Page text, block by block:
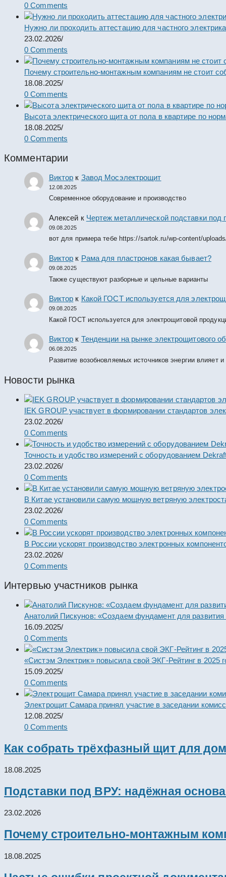
0 Comments
Нужно ли проходить аттестацию для частного
23.02.2026/
0 Comments
Почему строительно-монтажным компаниям не стоит
18.08.2025/
0 Comments
Высота электрического щита от пола в квартире по
18.08.2025/
0 Comments
Комментарии
Виктор к Завод Мосэлектрощит
12.08.2025
Современное оборудование и производство
Алексей к Чертеж металлической подставки
09.08.2025
вот для примера тебе https://sartok.ru/wp-content/
Виктор к Рама для пластронов какая бывает?
09.08.2025
Также существуют разборные и цельные варианты
Виктор к Какой ГОСТ используется для
09.08.2025
Какой ГОСТ используется для электрощитовой
Виктор к Тенденции на рынке электрощитового
06.08.2025
Развитие возобновляемых источников энергии влияет
Новости рынка
IEK GROUP участвует в формировании стандартов
23.02.2026/
0 Comments
Точность и удобство измерений с оборудованием
23.02.2026/
0 Comments
В Китае установили самую мощную ветряную
23.02.2026/
0 Comments
В России ускорят производство электронных
23.02.2026/
0 Comments
Интервью участников рынка
Анатолий Пискунов: «Создаем фундамент для развития
16.09.2025/
0 Comments
«Систэм Электрик» повысила свой ЭКГ-Рейтинг в 2025
15.09.2025/
0 Comments
Электрощит Самара принял участие в заседании
12.08.2025/
0 Comments
Как собрать трёхфазный щит для
18.08.2025
Подставки под ВРУ: надёжная
23.02.2026
Почему строительно-монтажным
18.08.2025